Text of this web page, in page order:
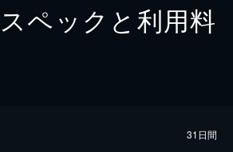
ペックと利用料
31日間